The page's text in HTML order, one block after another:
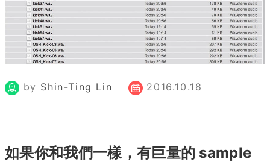
by Shin-Ting Lin 2016.10.18
如果你和我們一樣，有巨量的 sample